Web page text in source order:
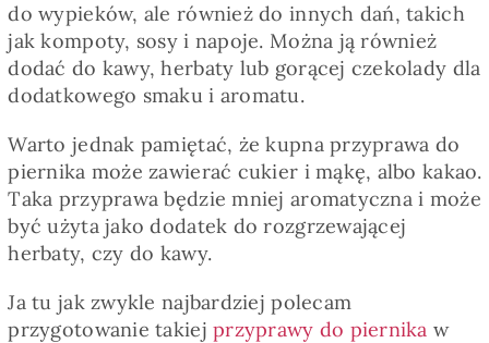
do wypieków, ale również do innych dań, takich
jak kompoty, sosy i napoje. Można ją również
dodać do kawy, herbaty lub gorącej czekolady dla
dodatkowego smaku i aromatu.
Warto jednak pamiętać, że kupna przyprawa do
piernika może zawierać cukier i mąkę, albo kakao.
Taka przyprawa będzie mniej aromatyczna i może
być użyta jako dodatek do rozgrzewającej
herbaty, czy do kawy.
Ja tu jak zwykle najbardziej polecam
przygotowanie takiejprzyprawy do piernika w